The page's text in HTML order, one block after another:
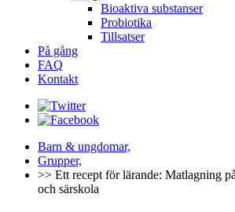
Bioaktiva substanser
Probiotika
Tillsatser
På gång
FAQ
Kontakt
Barn & ungdomar,
Grupper,
>> Ett recept för lärande: Matlagning
och särskola